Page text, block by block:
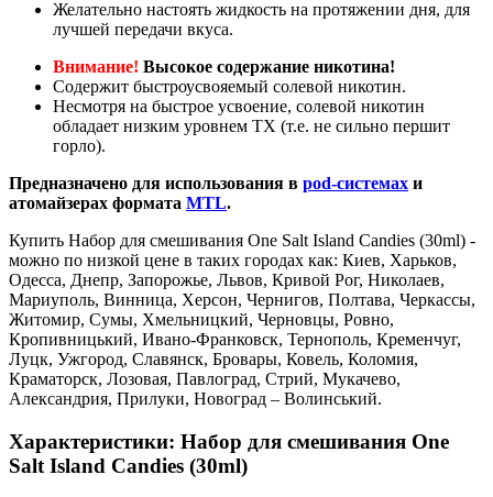
Желательно настоять жидкость на протяжении дня, для
лучшей передачи вкуса.
Внимание! Высокое содержание никотина!
Содержит быстроусвояемый солевой никотин.
Несмотря на быстрое усвоение, солевой никотин
обладает низким уровнем ТХ (т.е. не сильно першит
горло).
Предназначено для использования в pod-системах и
атомайзерах формата MTL.
Купить Набор для смешивания One Salt Island Candies (30ml) -
можно по низкой цене в таких городах как: Киев, Харьков,
Одесса, Днепр, Запорожье, Львов, Кривой Рог, Николаев,
Мариуполь, Винница, Херсон, Чернигов, Полтава, Черкассы,
Житомир, Сумы, Хмельницкий, Черновцы, Ровно,
Кропивницький, Ивано-Франковск, Тернополь, Кременчуг,
Луцк, Ужгород, Славянск, Бровары, Ковель, Коломия,
Краматорск, Лозовая, Павлоград, Стрий, Мукачево,
Александрия, Прилуки, Новоград – Волинський.
Характеристики: Набор для смешивания One
Salt Island Candies (30ml)